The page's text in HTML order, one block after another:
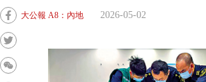
大公報 A8：內地 2026-05-02